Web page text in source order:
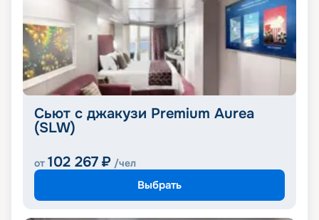
Сьют с джакузи Premium Aurea
(SLW)
от 102 267 ₽ /чел
Выбрать